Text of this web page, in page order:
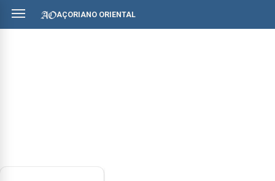
AÇORIANO ORIENTAL